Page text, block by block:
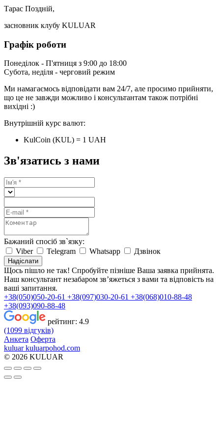
Тарас Поздній,
засновник клубу KULUAR
Графік роботи
Понеділок - П'ятниця з 9:00 до 18:00
Субота, неділя - черговий режим
Ми намагаємось відповідати вам 24/7, але просимо прийняти,
що це не завжди можливо і консультантам також потрібні
вихідні :)
Внутрішній курс валют:
KulCoin (KUL) = 1 UAH
Зв'язатись з нами
Бажаний спосіб зв`язку:
Viber
Telegram Whatsapp Дзвінок
Надіслати
Щось пішло не так! Спробуйте пізніше Ваша заявка прийнята.
Наш консультант незабаром зв’яжеться з вами та відповість на
ваші запитання.
+38(050)050-20-61 +38(097)030-20-61 +38(068)010-88-48
+38(093)090-88-48
рейтинг: 4.9
(1099 відгуків)
Анкета Оферта
kuluar kuluarpohod.com
© 2026 KULUAR